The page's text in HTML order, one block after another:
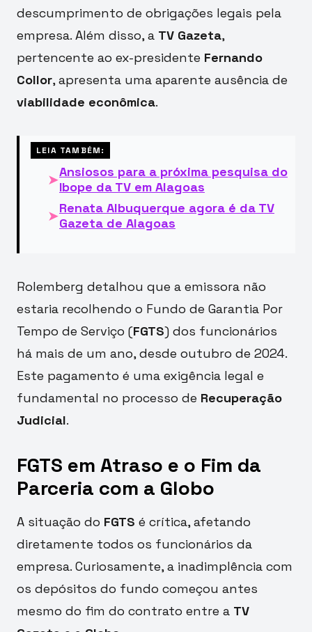
descumprimento de obrigações legais pela
empresa. Além disso, a TV Gazeta,
pertencente ao ex-presidente Fernando
Collor, apresenta uma aparente ausência de
viabilidade econômica.
LEIA TAMBÉM:
➤Ansiosos para a próxima pesquisa do
Ibope da TV em Alagoas
➤Renata Albuquerque agora é da TV
Gazeta de Alagoas
Rolemberg detalhou que a emissora não
estaria recolhendo o Fundo de Garantia Por
Tempo de Serviço (FGTS) dos funcionários
há mais de um ano, desde outubro de 2024.
Este pagamento é uma exigência legal e
fundamental no processo de Recuperação
Judicial.
FGTS em Atraso e o Fim da
Parceria com a Globo
A situação do FGTS é crítica, afetando
diretamente todos os funcionários da
empresa. Curiosamente, a inadimplência com
os depósitos do fundo começou antes
mesmo do fim do contrato entre a TV